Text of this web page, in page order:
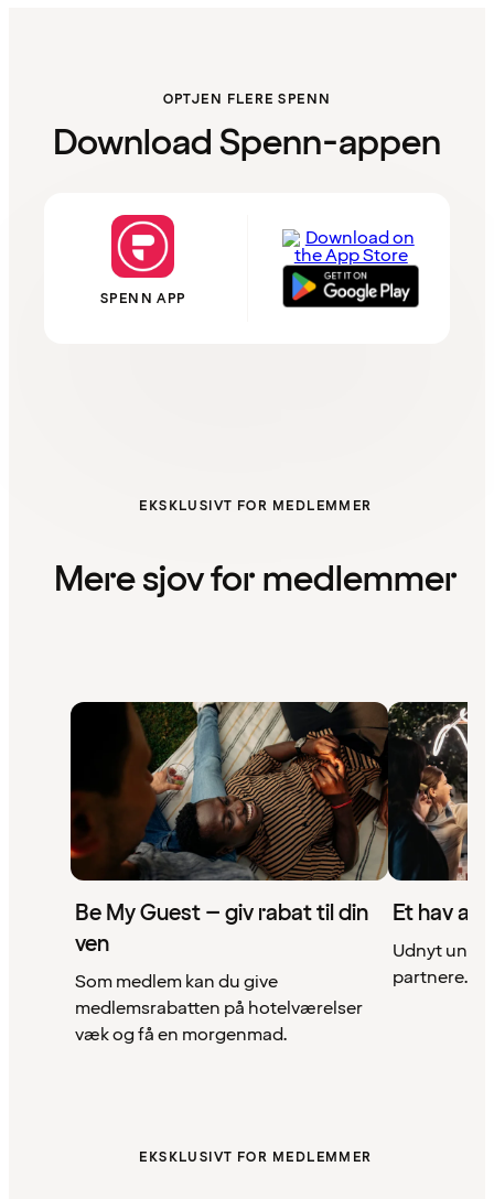
OPTJEN FLERE SPENN
Download Spenn-appen
SPENN APP
EKSKLUSIVT FOR MEDLEMMER
Mere sjov for medlemmer
Be My Guest – giv rabat til din
ven
Som medlem kan du give
medlemsrabatten på hotelværelser
væk og få en morgenmad.
Et hav af
Udnyt
partnere.
EKSKLUSIVT FOR MEDLEMMER